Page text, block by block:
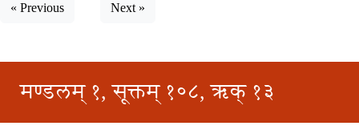
« Previous Next »
मण्डलम् १, सूक्तम् १०८, ऋक् १३